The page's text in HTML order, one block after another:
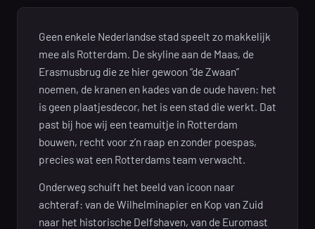
Geen enkele Nederlandse stad speelt zo makkelijk
mee als Rotterdam. De skyline aan de Maas, de
Erasmusbrug die ze hier gewoon “de Zwaan”
noemen, de kranen en kades van de oude haven: het
is geen plaatjesdecor, het is een stad die werkt. Dat
past bij hoe wij een teamuitje in Rotterdam
bouwen, recht voor z’n raap en zonder poespas,
precies wat een Rotterdams team verwacht.
Onderweg schuift het beeld van icoon naar
achteraf: van de Wilhelminapier en Kop van Zuid
naar het historische Delfshaven, van de Euromast